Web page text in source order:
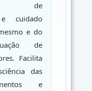
de
e cuidado
e do
de
Facilita
das
e